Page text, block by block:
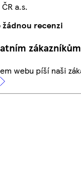
a.s.
žádnou recenzi
zákazníkům
webu píší naši